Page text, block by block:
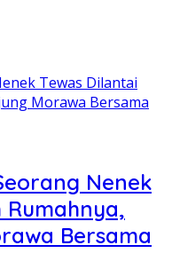
Nenek
Rumahnya,
Bersama